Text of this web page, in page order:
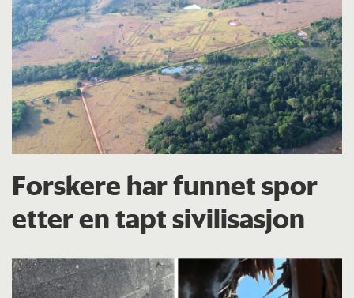
Forskere har funnet spor
etter en tapt sivilisasjon